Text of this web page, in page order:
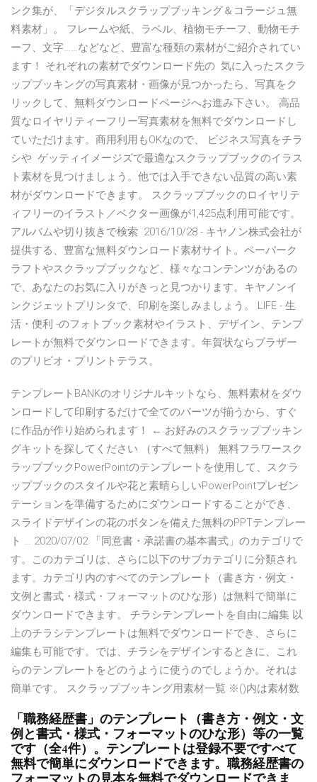
ンク集が、「デジタルスクラップブッキング＆コラージュ無
料素材」。 フレームや紙、ラベル、植物モチーフ、動物モチ
ーフ、文字……などなど、豊富な種類の素材がご紹介されてい
ます！ それぞれの素材でダウンロード先の 気に入ったスクラ
ップブッキングの写真素材・画像が見つかったら、写真をク
リックして、無料ダウンロードページへお進み下さい。 高品
質なロイヤリティーフリー写真素材を無料でダウンロードし
ていただけます。商用利用もOKなので、 ビジネス写真をチラ
シや ゲッティイメージズで最適なスクラップブックのイラス
ト素材を見つけましょう。他では入手できない品質の高い素
材がダウンロードできます。 スクラップブックのロイヤリテ
ィフリーのイラスト／ベクター画像が1,425点利用可能です。
アルバムや切り抜きで検索 2016/10/28 - キヤノン株式会社が
提供する、豊富な無料ダウンロード素材サイト。ペーパーク
ラフトやスクラップブックなど、様々なコンテンツがあるの
で、あなたのお気に入りがきっと見つかります。キヤノンイ
ンクジェットプリンタで、印刷を楽しみましょう。 LIFE - 生
活・便利 -のフォトブック素材やイラスト、デザイン、テンプ
レートが無料でダウンロードできます。年賀状ならブラザー
のプリビオ・プリントテラス。
テンプレートBANKのオリジナルキットなら、無料素材をダウ
ンロードして印刷するだけで全てのパーツが揃うから、すぐ
に作品が作り始められます！ ← お好みのスクラップブッキン
グキットを探してください （すべて無料） 無料フラワースク
ラップブックPowerPointのテンプレートを使用して、スクラ
ップブックのスタイルや花と素晴らしいPowerPointプレゼン
テーションを準備するためにダウンロードすることができ、
スライドデザインの花のボタンを備えた無料のPPTテンプレー
ト … 2020/07/02 「同意書・承諾書の基本書式」のカテゴリで
す。このカテゴリは、さらに以下のサブカテゴリに分類され
ます。カテゴリ内のすべてのテンプレート（書き方・例文・
文例と書式・様式・フォーマットのひな形）は無料で簡単に
ダウンロードできます。 チラシテンプレートを自由に編集 以
上のチラシテンプレートは無料でダウンロードでき、さらに
編集も可能です。では、チラシをデザインするときに、これ
らのテンプレートをどのうように使うのでしょうか。それは
簡単です。 スクラップブッキング用素材一覧 ※()内は素材数
「職務経歴書」のテンプレート（書き方・例文・文
例と書式・様式・フォーマットのひな形）等の一覧
です（全4件）。テンプレートは登録不要ですべて
無料で簡単にダウンロードできます。職務経歴書の